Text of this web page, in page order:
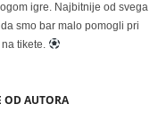
igre. Najbitnije od svega
smo bar malo pomogli pri
tikete.
OD AUTORA